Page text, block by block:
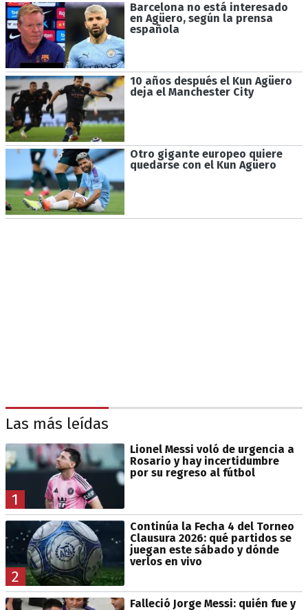
Barcelona no está interesado
en Agüero, según la prensa
española
10 años después el Kun Agüero
deja el Manchester City
Otro gigante europeo quiere
quedarse con el Kun Agüero
Las más leídas
1
Lionel Messi voló de urgencia a
Rosario y hay incertidumbre
por su regreso al fútbol
2
Continúa la Fecha 4 del Torneo
Clausura 2026: qué partidos se
juegan este sábado y dónde
verlos en vivo
Falleció Jorge Messi: quién fue y